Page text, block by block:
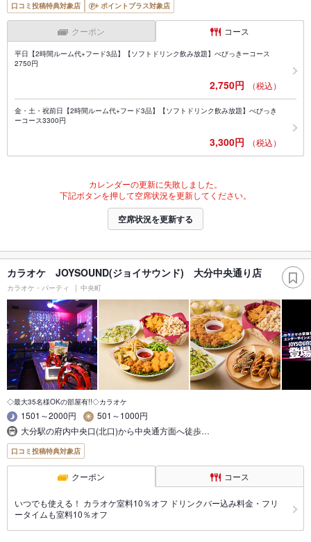
口コミ投稿特典対象店 ポイントプラス対象店
クーポン コース
平日【2時間ルーム代+フード3品】【ソフトドリンク飲み放題】べびっきーコース
2750円
2,750円 （税込）
金・土・祝前日【2時間ルーム代+フード3品】【ソフトドリンク飲み放題】べびっき
ーコース3300円
3,300円 （税込）
カレンダーの更新に失敗しました。
下記ボタンを押して空席状況を更新してください。
空席状況を更新する
カラオケ JOYSOUND(ジョイサウンド) 大分中央通り店
カラオケ・パーティ 中央町
◇最大35名様OKの部屋有!!◇カラオケ
1501～2000円
501～1000円
大分駅の府内中央口(北口)から中央通方面へ徒歩…
口コミ投稿特典対象店
クーポン コース
いつでも使える！ カラオケ室料10％オフ ドリンクバー込み料金・フリ
ータイムも室料10％オフ